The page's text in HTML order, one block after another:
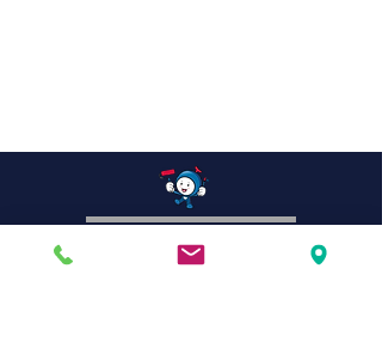
Devis gratuit ! Venez découvrir